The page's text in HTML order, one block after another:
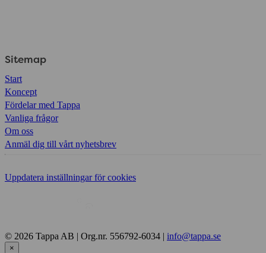
Sitemap
Start
Koncept
Fördelar med Tappa
Vanliga frågor
Om oss
Anmäl dig till vårt nyhetsbrev
Uppdatera inställningar för cookies
© 2026 Tappa AB | Org.nr. 556792-6034 | info@tappa.se
×